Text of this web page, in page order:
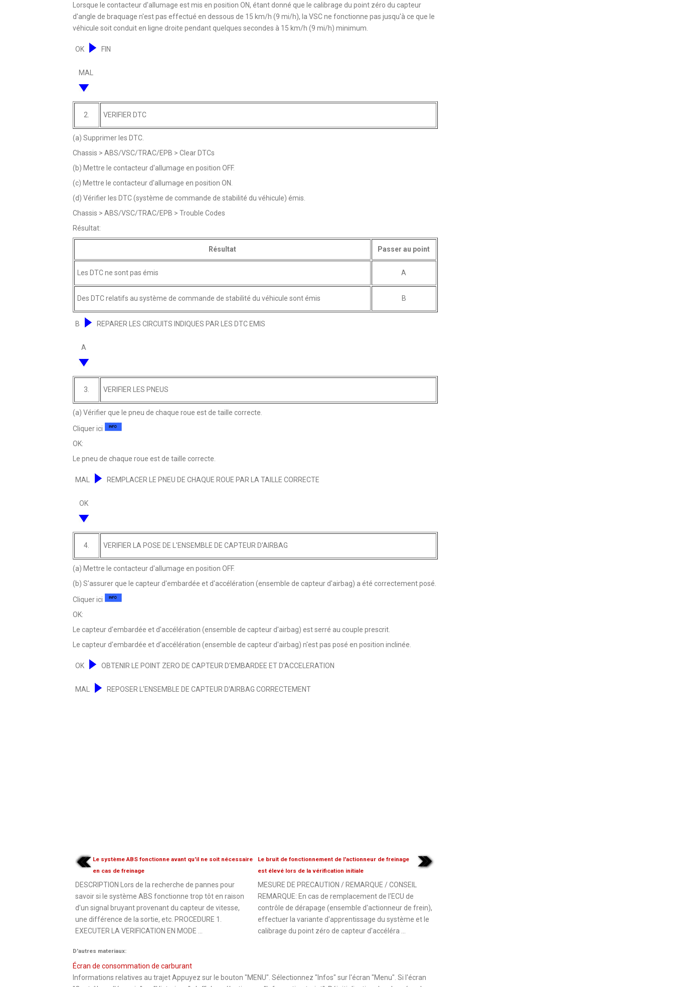
Lorsque le contacteur d'allumage est mis en position ON, étant donné que le calibrage du point zéro du capteur
d'angle de braquage n'est pas effectué en dessous de 15 km/h (9 mi/h), la VSC ne fonctionne pas jusqu'à ce que le
véhicule soit conduit en ligne droite pendant quelques secondes à 15 km/h (9 mi/h) minimum.
OK FIN
MAL
2. VERIFIER DTC
(a) Supprimer les DTC.
Chassis > ABS/VSC/TRAC/EPB > Clear DTCs
(b) Mettre le contacteur d'allumage en position OFF.
(c) Mettre le contacteur d'allumage en position ON.
(d) Vérifier les DTC (système de commande de stabilité du véhicule) émis.
Chassis > ABS/VSC/TRAC/EPB > Trouble Codes
Résultat:
Résultat Passer au point
Les DTC ne sont pas émis A
Des DTC relatifs au système de commande de stabilité du véhicule sont émis B
B REPARER LES CIRCUITS INDIQUES PAR LES DTC EMIS
A
3. VERIFIER LES PNEUS
(a) Vérifier que le pneu de chaque roue est de taille correcte.
Cliquer ici
OK:
Le pneu de chaque roue est de taille correcte.
MAL REMPLACER LE PNEU DE CHAQUE ROUE PAR LA TAILLE CORRECTE
OK
4. VERIFIER LA POSE DE L'ENSEMBLE DE CAPTEUR D'AIRBAG
(a) Mettre le contacteur d'allumage en position OFF.
(b) S'assurer que le capteur d'embardée et d'accélération (ensemble de capteur d'airbag) a été correctement posé.
Cliquer ici
OK:
Le capteur d'embardée et d'accélération (ensemble de capteur d'airbag) est serré au couple prescrit.
Le capteur d'embardée et d'accélération (ensemble de capteur d'airbag) n'est pas posé en position inclinée.
OK OBTENIR LE POINT ZERO DE CAPTEUR D'EMBARDEE ET D'ACCELERATION
MAL REPOSER L'ENSEMBLE DE CAPTEUR D'AIRBAG CORRECTEMENT
Le système ABS fonctionne avant qu'il ne soit nécessaire
en cas de freinage
DESCRIPTION Lors de la recherche de pannes pour
savoir si le système ABS fonctionne trop tôt en raison
d'un signal bruyant provenant du capteur de vitesse,
une différence de la sortie, etc. PROCEDURE 1.
EXECUTER LA VERIFICATION EN MODE ...
Le bruit de fonctionnement de l'actionneur de freinage
est élevé lors de la vérification initiale
MESURE DE PRECAUTION / REMARQUE / CONSEIL
REMARQUE: En cas de remplacement de l'ECU de
contrôle de dérapage (ensemble d'actionneur de frein),
effectuer la variante d'apprentissage du système et le
calibrage du point zéro de capteur d'accéléra ...
D'autres materiaux:
Écran de consommation de carburant
Informations relatives au trajet Appuyez sur le bouton "MENU". Sélectionnez "Infos" sur l'écran "Menu". Si l'écran